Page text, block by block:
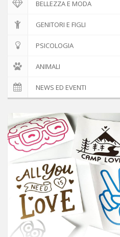
BELLEZZA E MODA
GENITORI E FIGLI
PSICOLOGIA
ANIMALI
NEWS ED EVENTI